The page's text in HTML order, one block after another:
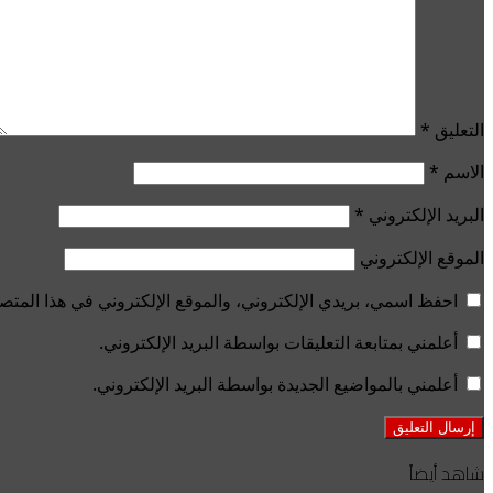
التعليق *
الاسم *
البريد الإلكتروني *
الموقع الإلكتروني
احفظ اسمي، بريدي الإلكتروني، والموقع الإلكتروني في هذا
أعلمني بمتابعة التعليقات بواسطة البريد الإلكتروني.
أعلمني بالمواضيع الجديدة بواسطة البريد الإلكتروني.
شاهد أيضاً